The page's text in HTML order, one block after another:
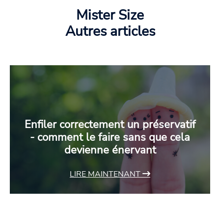
Mister Size
Autres articles
Enfiler correctement un préservatif
- comment le faire sans que cela
devienne énervant
LIRE MAINTENANT